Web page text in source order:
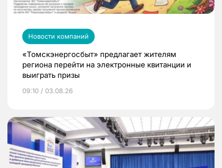
Новости компаний
«Томскэнергосбыт» предлагает жителям
региона перейти на электронные квитанции и
выиграть призы
09:10 / 03.08.26